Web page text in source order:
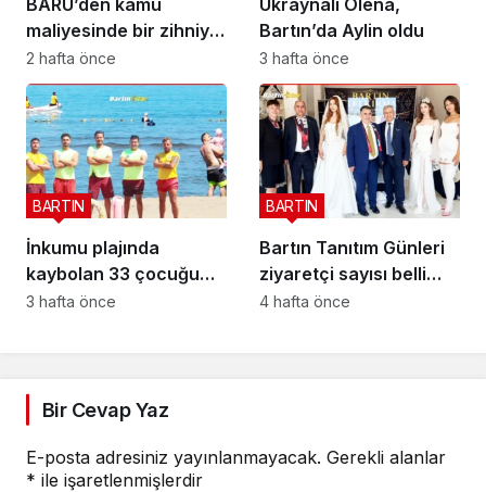
BARÜ’den kamu
maliyesinde bir zihniyet
devrimi; BİS-ALYS
2 hafta önce
Ukraynalı Olena,
Bartın’da Aylin oldu
3 hafta önce
İnkumu plajında
kaybolan 33 çocuğu
onlar buldu
BARTIN
3 hafta önce
Bartın Tanıtım Günleri
ziyaretçi sayısı belli
oldu
BARTIN
4 hafta önce
Bir Cevap Yaz
E-posta adresiniz yayınlanmayacak. Gerekli alanlar
* ile işaretlenmişlerdir